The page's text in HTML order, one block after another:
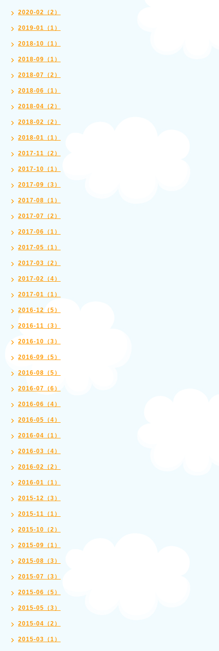
2020-02（2）
2019-01（1）
2018-10（1）
2018-09（1）
2018-07（2）
2018-06（1）
2018-04（2）
2018-02（2）
2018-01（1）
2017-11（2）
2017-10（1）
2017-09（3）
2017-08（1）
2017-07（2）
2017-06（1）
2017-05（1）
2017-03（2）
2017-02（4）
2017-01（1）
2016-12（5）
2016-11（3）
2016-10（3）
2016-09（5）
2016-08（5）
2016-07（6）
2016-06（4）
2016-05（4）
2016-04（1）
2016-03（4）
2016-02（2）
2016-01（1）
2015-12（3）
2015-11（1）
2015-10（2）
2015-09（1）
2015-08（3）
2015-07（3）
2015-06（5）
2015-05（3）
2015-04（2）
2015-03（1）